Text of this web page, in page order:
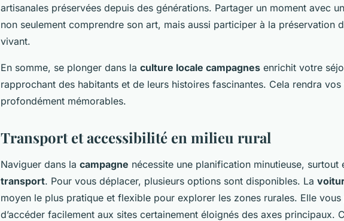
artisanales préservées depuis des générations. Partager un moment avec
non seulement comprendre son art, mais aussi participer à la préservation
vivant.
En somme, se plonger dans la culture locale campagnes enrichit votre
rapprochant des habitants et de leurs histoires fascinantes. Cela rendra vos
profondément mémorables.
Transport et accessibilité en milieu rural
Naviguer dans la campagne nécessite une planification minutieuse, surtout
transport. Pour vous déplacer, plusieurs options sont disponibles. La
moyen le plus pratique et flexible pour explorer les zones rurales. Elle vous
d’accéder facilement aux sites certainement éloignés des axes principaux.